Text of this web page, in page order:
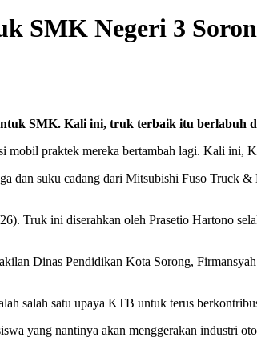
SMK Negeri 3
SMK. Kali ini, truk terbaik itu berlabuh
praktek mereka bertambah lagi. Kali ini,
dan suku cadang dari Mitsubishi Fuso Truck
Truk ini diserahkan oleh Prasetio Hartono
Dinas Pendidikan Kota Sorong,
salah satu upaya KTB untuk terus
yang nantinya akan menggerakan industri